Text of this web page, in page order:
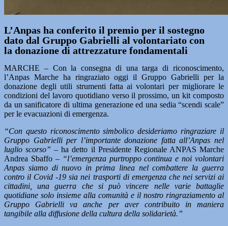
L’Anpas ha conferito il premio per il sostegno
dato dal Gruppo Gabrielli al volontariato con
la donazione di attrezzature fondamentali
MARCHE – Con la consegna di una targa di riconoscimento,
l’Anpas Marche ha ringraziato oggi il Gruppo Gabrielli per la
donazione degli utili strumenti fatta ai volontari per migliorare le
condizioni del lavoro quotidiano verso il prossimo, un kit composto
da un sanificatore di ultima generazione ed una sedia “scendi scale”
per le evacuazioni di emergenza.
“Con questo riconoscimento simbolico desideriamo ringraziare il
Gruppo Gabrielli per l’importante donazione fatta all’Anpas nel
luglio scorso” –ha detto il Presidente Regionale ANPAS Marche
Andrea Sbaffo – “l’emergenza purtroppo continua e noi volontari
Anpas siamo di nuovo in prima linea nel combattere la guerra
contro il Covid -19 sia nei trasporti di emergenza che nei servizi ai
cittadini, una guerra che si può vincere nelle varie battaglie
quotidiane solo insieme alla comunità e il nostro ringraziamento al
Gruppo Gabrielli va anche per aver contribuito in maniera
tangibile alla diffusione della cultura della solidarietà.”